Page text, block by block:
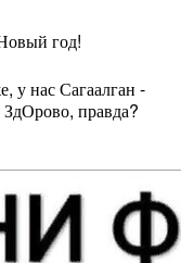
год!
у нас Сагаалган -
правда?